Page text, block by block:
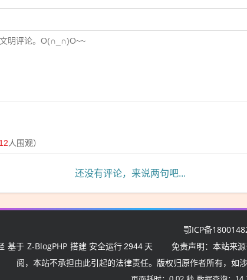
人围观）
还没有评论，来说两句吧...
鄂ICP备
基于 Z-BlogPHP 搭建 安全运行2944 天
免责声明：本站来源
阅，本站不承担由此引起的法律责任。版权归原作者所有，如